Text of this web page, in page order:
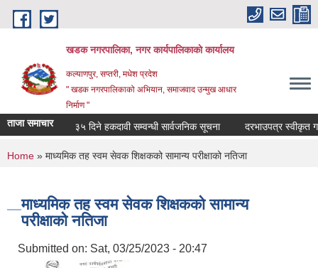
Skip to main content
खडक नगरपालिका, नगर कार्यपालिकाकाे कार्यालय
कल्याणपुर, सप्तरी, मधेश प्रदेश
" खडक नगरपालिकाको अभियान, समाजवाद उन्मुख आधार
निर्माण "
ताजा समाचार ३५ दिने हकदावी सम्वन्धी सार्वजनिक सूचना दरभाउपत्र स्वीकृत
You are here
Home » माध्यमिक तह स्वम सेवक शिक्षकको सामान्य परीक्षाको नतिजा
माध्यमिक तह स्वम सेवक शिक्षकको सामान्य
परीक्षाको नतिजा
Submitted on: Sat, 03/25/2023 - 20:47